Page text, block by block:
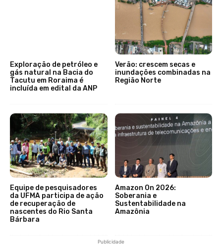
Exploração de petróleo e
gás natural na Bacia do
Tacutu em Roraima é
incluída em edital da ANP
Verão: crescem secas e
inundações combinadas na
Região Norte
Equipe de pesquisadores
da UFMA participa de ação
de recuperação de
nascentes do Rio Santa
Bárbara
Amazon On 2026:
Soberania e
Sustentabilidade na
Amazônia
Publicidade